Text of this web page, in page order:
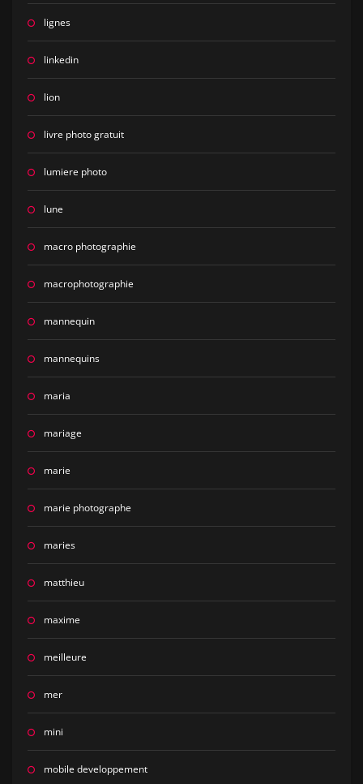
lignes
linkedin
lion
livre photo gratuit
lumiere photo
lune
macro photographie
macrophotographie
mannequin
mannequins
maria
mariage
marie
marie photographe
maries
matthieu
maxime
meilleure
mer
mini
mobile developpement